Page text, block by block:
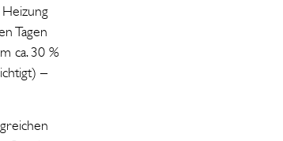
Tagen
ca. 30 %
–